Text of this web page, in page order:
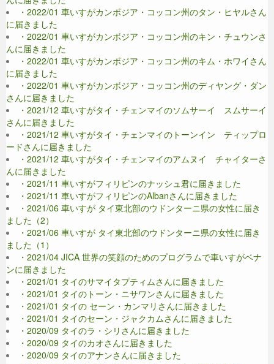
・2022/01 車いすがカンボジア・コッコン州のタン・ヒヤルさん
に届きました
・2022/01 車いすがカンボジア・コッコン州のキン・チュウンさ
んに届きました
・2022/01 車いすがカンボジア・コッコン州のキム・ホワイさん
に届きました
・2022/01 車いすがカンボジア・コッコン州のディヤング・ダン
さんに届きました
・2021/12 車いすがタイ・チェンマイのソムサーイ スムサーイ
さんに届きました
・2021/12 車いすがタイ・チェンマイのトーンイン ティップロ
ードさんに届きました
・2021/12 車いすがタイ・チェンマイのアムヌイ チャイターさ
んに届きました
・2021/11 車いすがフィリピンのナッシュ君に届きました
・2021/11 車いすがフィリピンのAlbanさんに届きました
・2021/06 車いすが タイ東北部のウドンターニ県の女性に届き
ました（2）
・2021/06 車いすが タイ東北部のウドンターニ県の女性に届き
ました（1）
・2021/04 JICA 世界の笑顔のためのプログラムで車いすがベナ
ンに届きました
・2021/01 タイのサマイタプティムさんに届きました
・2021/01 タイのトーン・ニサワンさんに届きました
・2021/01 タイの セーン・カンマリさんに届きました
・2021/01 タイのセーン・ジャクカムさんに届きました
・2020/09 タイのラ・シリさんに届きました
・2020/09 タイのカオさんに届きました
・2020/09 タイのアナンさんに届きました